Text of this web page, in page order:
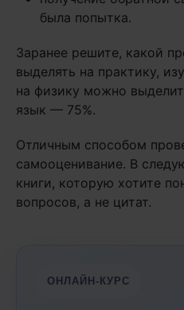
была попытка.
Заранее решите, какой
выделять на практику,
на физику можно
язык — 75%.
Отличным способом
самооценивание. В
книги, которую хотите
вопросов, а не цитат.
ОНЛАЙН-КУРС